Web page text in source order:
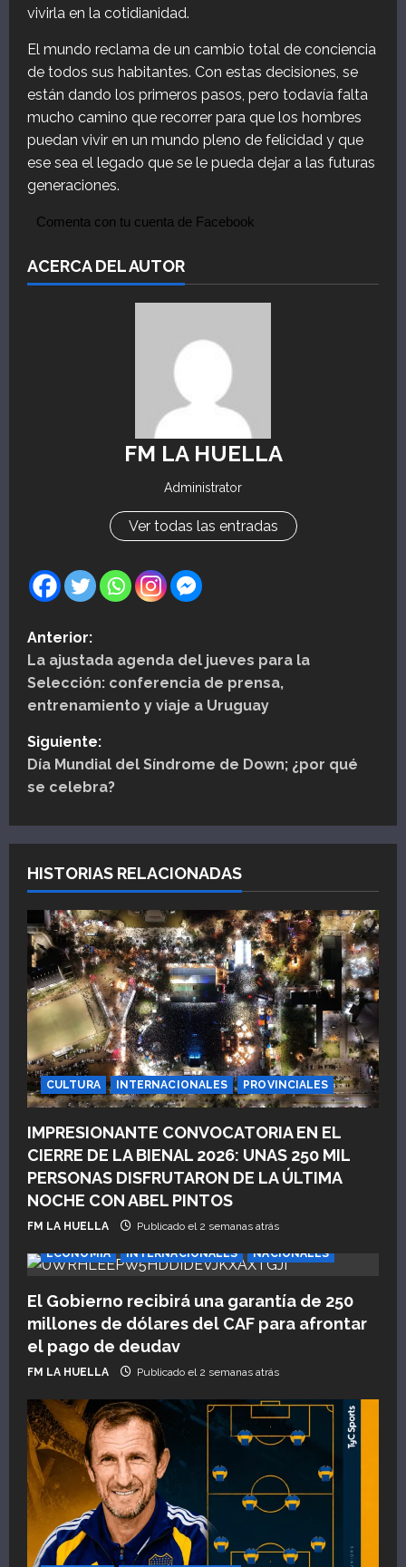
vivirla en la cotidianidad.
El mundo reclama de un cambio total de conciencia
de todos sus habitantes. Con estas decisiones, se
están dando los primeros pasos, pero todavía falta
mucho camino que recorrer para que los hombres
puedan vivir en un mundo pleno de felicidad y que
ese sea el legado que se le pueda dejar a las futuras
generaciones.
Comenta con tu cuenta de Facebook
ACERCA DEL AUTOR
FM LA HUELLA
Administrator
Ver todas las entradas
N
a
v
e
g
a
i
ó
n
d
e
e
n
t
r
a
d
a
s
Anterior:
La ajustada agenda del jueves para la
Selección: conferencia de prensa,
entrenamiento y viaje a Uruguay
Siguiente:
Día Mundial del Síndrome de Down; ¿por qué
se celebra?
HISTORIAS RELACIONADAS
CULTURA INTERNACIONALES PROVINCIALES
IMPRESIONANTE CONVOCATORIA EN EL
CIERRE DE LA BIENAL 2026: UNAS 250 MIL
PERSONAS DISFRUTARON DE LA ÚLTIMA
NOCHE CON ABEL PINTOS
FM LA HUELLA Publicado el 2 semanas atrás
ECONOMÍA INTERNACIONALES NACIONALES
El Gobierno recibirá una garantía de 250
millones de dólares del CAF para afrontar
el pago de deudav
FM LA HUELLA Publicado el 2 semanas atrás